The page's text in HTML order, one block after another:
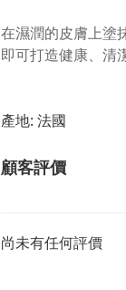
在濕潤的皮膚上塗
即可打造健康、清
產地: 法國
顧客評價
尚未有任何評價